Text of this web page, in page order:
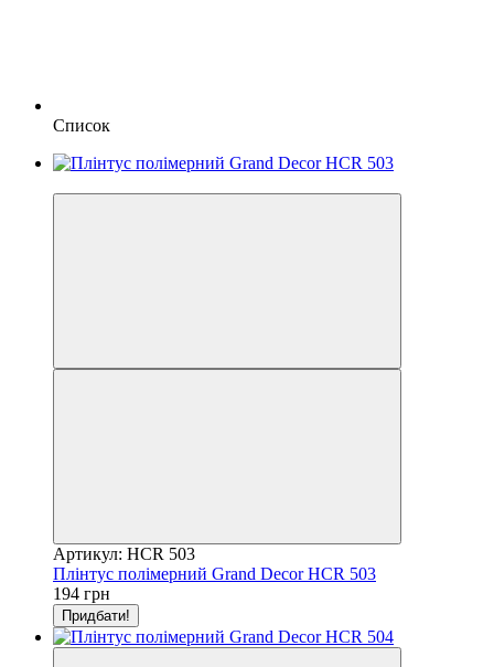
Список
Артикул: HCR 503
Плінтус полімерний Grand Decor HCR 503
194 грн
Придбати!